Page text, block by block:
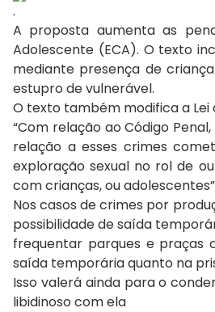
.
A proposta aumenta as
Adolescente (ECA). O texto
mediante presença de
estupro de vulnerável.
O texto também modifica a Lei
“Com relação ao Código
relação a esses crimes
exploração sexual no rol de
com crianças, ou
Nos casos de crimes por
possibilidade de saída
frequentar parques e praças
saída temporária quanto na
Isso valerá ainda para o
libidinoso com ela